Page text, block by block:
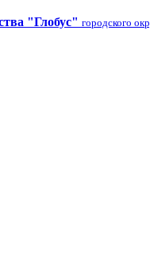
"Глобус" городского